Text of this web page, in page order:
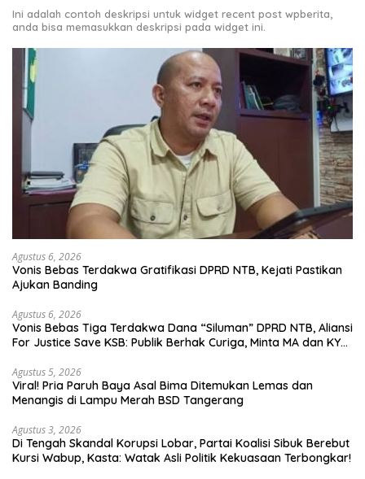
Ini adalah contoh deskripsi untuk widget recent post wpberita,
anda bisa memasukkan deskripsi pada widget ini.
Agustus 6, 2026
Vonis Bebas Terdakwa Gratifikasi DPRD NTB, Kejati Pastikan
Ajukan Banding
Agustus 6, 2026
Vonis Bebas Tiga Terdakwa Dana “Siluman” DPRD NTB, Aliansi
For Justice Save KSB: Publik Berhak Curiga, Minta MA dan KY
Agustus 5, 2026
Viral! Pria Paruh Baya Asal Bima Ditemukan Lemas dan
Menangis di Lampu Merah BSD Tangerang
Agustus 3, 2026
Di Tengah Skandal Korupsi Lobar, Partai Koalisi Sibuk Berebut
Kursi Wabup, Kasta: Watak Asli Politik Kekuasaan Terbongkar!